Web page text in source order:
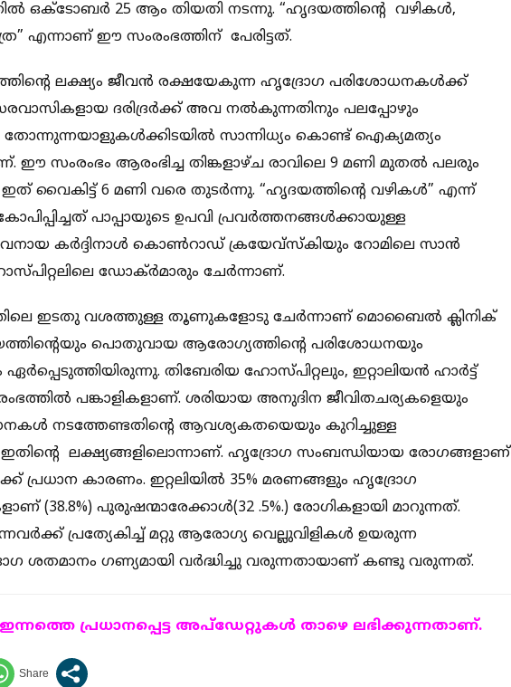
ഒക്ടോബർ 25 ആം തിയതി നടന്നു. “ഹൃദയത്തിന്റെ വഴികൾ,
എന്നാണ് ഈ സംരംഭത്തിന് പേരിട്ടത്.
ലക്ഷ്യം ജീവൻ രക്ഷയേകുന്ന ഹൃദ്രോഗ പരിശോധനകൾക്ക്
ദരിദ്രർക്ക് അവ നൽകുന്നതിനും പലപ്പോഴും
തോന്നുന്നയാളുകൾക്കിടയിൽ സാന്നിധ്യം കൊണ്ട് ഐക്യമത്യം
ഈ സംരംഭം ആരംഭിച്ച തിങ്കളാഴ്ച രാവിലെ 9 മണി മുതൽ പലരും
വൈകിട്ട് 6 മണി വരെ തുടർന്നു. “ഹൃദയത്തിന്റെ വഴികൾ” എന്ന്
പാപ്പായുടെ ഉപവി പ്രവർത്തനങ്ങൾക്കായുള്ള
കർദ്ദിനാൾ കൊൺറാഡ് ക്രയേവ്സ്കിയും റോമിലെ സാൻ
ഡോക്ർമാരും ചേർന്നാണ്.
ഇടതു വശത്തുള്ള തൂണുകളോടു ചേർന്നാണ് മൊബൈൽ ക്ലിനിക്
പൊതുവായ ആരോഗ്യത്തിന്റെ പരിശോധനയും
തിബേരിയ ഹോസ്പിറ്റലും, ഇറ്റാലിയൻ ഹാർട്ട്
പങ്കാളികളാണ്. ശരിയായ അനുദിന ജീവിതചര്യകളെയും
നടത്തേണ്ടതിന്റെ ആവശ്യകതയെയും കുറിച്ചുള്ള
ലക്ഷ്യങ്ങളിലൊന്നാണ്. ഹൃദ്രോഗ സംബന്ധിയായ രോഗങ്ങളാണ്
പ്രധാന കാരണം. ഇറ്റലിയിൽ 35% മരണങ്ങളും ഹൃദ്രോഗ
(38.8%) പുരുഷന്മാരേക്കാൾ(32 .5%.) രോഗികളായി മാറുന്നത്.
പ്രത്യേകിച്ച് മറ്റു ആരോഗ്യ വെല്ലുവിളികൾ ഉയരുന്ന
ശതമാനം ഗണ്യമായി വർദ്ധിച്ചു വരുന്നതായാണ് കണ്ടു വരുന്നത്.
പ്രധാനപ്പെട്ട അപ്ഡേറ്റുകള്‍ താഴെ ലഭിക്കുന്നതാണ്.